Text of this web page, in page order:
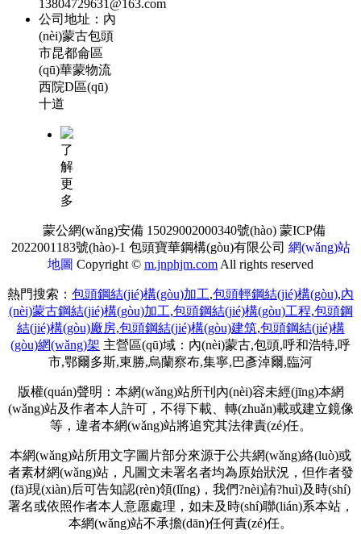
13804729631@163.com
公司地址：內
(nèi)蒙古包頭
市昆都侖區
(qū)華蒙物流
西院D區(qū)
十道
了
解
更
多
蒙公網(wǎng)安備 15029002000340號(hào) 蒙ICP備
2022001183號(hào)-1 包頭寶華鋼構(gòu)有限公司 網(wǎng)站
地圖 Copyright © m.jnphjm.com All rights reserved
熱門搜索： 包頭鋼結(jié)構(gòu)加工,包頭輕鋼結(jié)構(gòu),內
(nèi)蒙古鋼結(jié)構(gòu)加工,包頭鋼結(jié)構(gòu)工程,包頭鋼
結(jié)構(gòu)廠房,包頭鋼結(jié)構(gòu)建筑,包頭鋼結(jié)構
(gòu)網(wǎng)架 主營區(qū)域：內(nèi)蒙古,包頭,呼和浩特,呼
市,鄂爾多斯,東勝,烏蘭察布,集寧,巴彥淖爾,臨河
版權(quán)聲明：本網(wǎng)站所刊內(nèi)容未經(jīng)本網
(wǎng)站及作者本人許可，不得下載、轉(zhuǎn)載或建立鏡像
等，違者本網(wǎng)站將追究其法律責(zé)任。
本網(wǎng)站所用文字圖片部分來源于公共網(wǎng)絡(luò)或
者素材網(wǎng)站，凡圖文未署名者均為原始狀況，但作者發
(fā)現(xiàn)后可告知認(rèn)領(lǐng)，我們?nèi)詴?huì)及時(shí)
署名或依照作者本人意愿處理，如未及時(shí)聯(lián)系本站，
本網(wǎng)站不承擔(dān)任何責(zé)任。